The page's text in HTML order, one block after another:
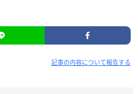
記事の内容について報告する